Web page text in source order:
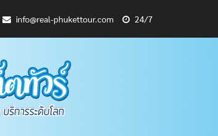
info@real-phukettour.com
24/7